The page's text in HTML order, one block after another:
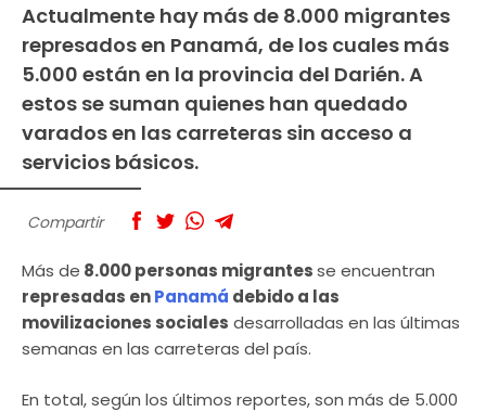
Actualmente hay más de 8.000 migrantes
represados en Panamá, de los cuales más
5.000 están en la provincia del Darién. A
estos se suman quienes han quedado
varados en las carreteras sin acceso a
servicios básicos.
Compartir
Más de 8.000 personas migrantesse encuentran
represadas enPanamá debido a las
movilizaciones sociales desarrolladas en las últimas
semanas en las carreteras del país.
En total, según los últimos reportes, son más de 5.000